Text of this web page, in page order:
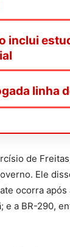
inclui
linha
de
Ele
ocorra
e a BR-290,